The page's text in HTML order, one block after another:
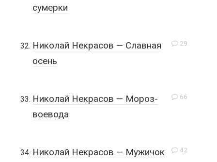
сумерки
29
Николай Некрасов — Славная
осень
66
Николай Некрасов — Мороз-
воевода
42
Николай Некрасов — Мужичок